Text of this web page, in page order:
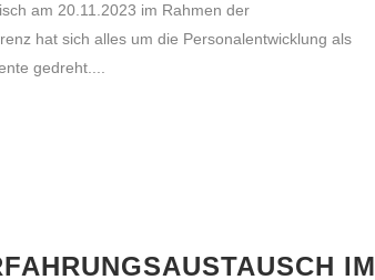
am 20.11.2023 im Rahmen der
hat sich alles um die Personalentwicklung als
gedreht....
IM